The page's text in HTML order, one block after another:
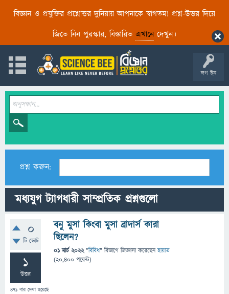
বিজ্ঞান ও প্রযুক্তির প্রশ্নোত্তর দুনিয়ায় আপনাকে স্বাগতম! প্রশ্ন-উত্তর দিয়ে
জিতে নিন পুরস্কার, বিস্তারিত এখানেদেখুন।
লগ ইন
প্রশ্ন করুন:
মধ্যযুগ ট্যাগধারী সাম্প্রতিক প্রশ্নগুলো
0
টি ভোট
1
উত্তর
471 বার দেখা হয়েছে
বনু মুসা কিংবা মুসা ব্রাদার্স কারা
ছিলেন?
01 মার্চ 2022 "বিবিধ" বিভাগে জিজ্ঞাসাকরেছেনহায়াত
(20,400 পয়েন্ট)